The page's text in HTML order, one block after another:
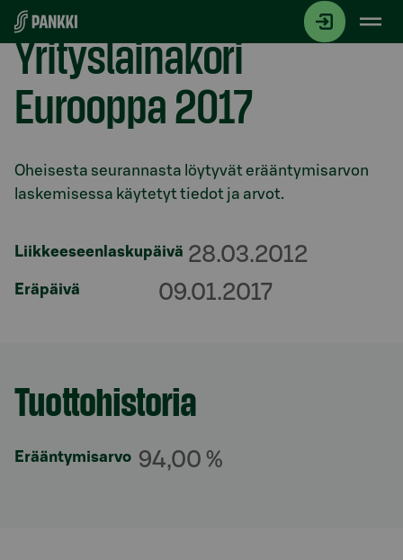
Siirry suoraan sisältöön
Yrityslainakori
Eurooppa 2017
Osio otsikolla
Oheisesta seurannasta löytyvät erääntymisarvon
laskemisessa käytetyt tiedot ja arvot.
Liikkeeseenlaskupäivä 28.03.2012
Eräpäivä 09.01.2017
Osio otsikolla
Tuottohistoria
Erääntymisarvo 94,00 %